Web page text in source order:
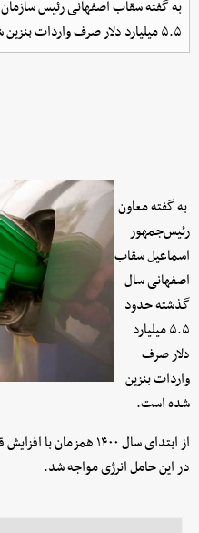
به گفته سقاب اصفهانی رئیس
۵.۵ میلیارد دلار صرف واردات بنزین شد.
به گفته معاون
رئیس‌جمهور
اسماعیل سقاب
اصفهانی سال
گذشته حدود
۵.۵ میلیارد
دلار صرف
واردات بنزین
شده است.
از ابتدای سال ۱۴۰۰
در این حامل انرژی مواجه شد.